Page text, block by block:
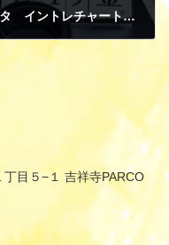
Bottega Veneta ボッテガ ヴェネタ イントレチャート トートバッグ ブラック レザー PRADA プラダ ショルダーバッグ ブラウン スエード GUCCI グッチ フェラガモ ベルト ブラック レザー 買取
目５−１ 吉祥寺PARCO